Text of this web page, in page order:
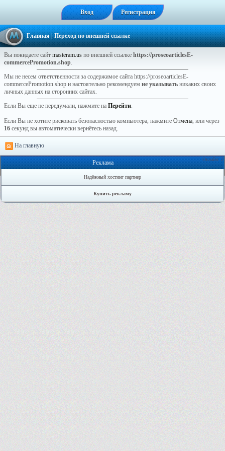
Вход Регистрация
Главная| Переход по внешней ссылке
Вы покидаете сайт masteram.us по внешней ссылке https://proseoarticlesE-
commercePromotion.shop.
Мы не несем ответственности за содержимое сайта https://proseoarticlesE-
commercePromotion.shop и настоятельно рекомендуем не указывать никаких своих
личных данных на сторонних сайтах.
Если Вы еще не передумали, нажмите на Перейти.
Если Вы не хотите рисковать безопасностью компьютера, нажмите Отмена, или через
16 секунд вы автоматически вернётесь назад.
На главную
Онлайн: 2
Реклама
Надёжный хостинг партнер
Купить рекламу